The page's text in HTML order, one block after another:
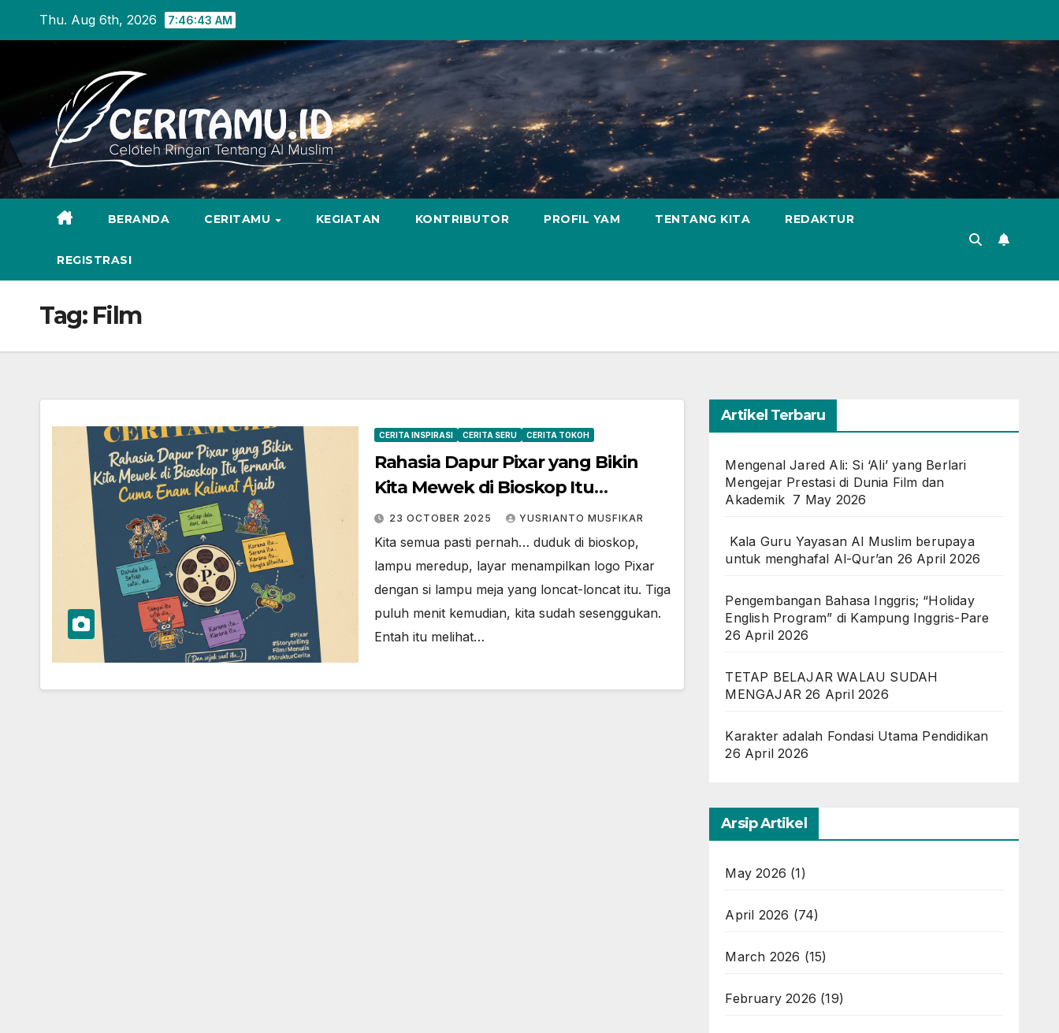
Thu. Aug 6th, 2026 7:46:44 AM
BERANDA CERITAMU KEGIATAN KONTRIBUTOR PROFIL YAM TENTANG KITA REDAKTUR
REGISTRASI
Tag: Film
CERITA INSPIRASI CERITA SERU CERITA TOKOH
Rahasia Dapur Pixar yang Bikin
Kita Mewek di Bioskop Itu
Ternyata Cuma Enam Kalimat
Ajaib
23 OCTOBER 2025 YUSRIANTO MUSFIKAR
Kita semua pasti pernah… duduk di bioskop,
lampu meredup, layar menampilkan logo Pixar
dengan si lampu meja yang loncat-loncat itu. Tiga
puluh menit kemudian, kita sudah sesenggukan.
Entah itu melihat…
Artikel Terbaru
Mengenal Jared Ali: Si ‘Ali’ yang Berlari
Mengejar Prestasi di Dunia Film dan
Akademik 7 May 2026
Kala Guru Yayasan Al Muslim berupaya
untuk menghafal Al-Qur’an 26 April 2026
Pengembangan Bahasa Inggris; “Holiday
English Program” di Kampung Inggris-Pare
26 April 2026
TETAP BELAJAR WALAU SUDAH
MENGAJAR 26 April 2026
Karakter adalah Fondasi Utama Pendidikan
26 April 2026
Arsip Artikel
May 2026 (1)
April 2026 (74)
March 2026 (15)
February 2026 (19)